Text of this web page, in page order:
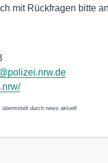
mit Rückfragen bitte
durch news aktuell